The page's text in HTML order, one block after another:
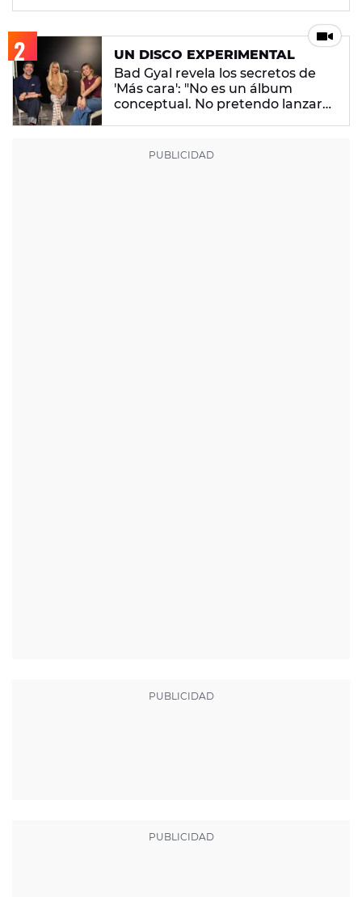
UN DISCO EXPERIMENTAL
Bad Gyal revela los secretos de
'Más cara': "No es un álbum
conceptual. No pretendo lanzar